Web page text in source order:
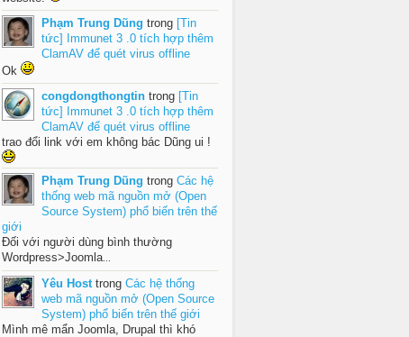
Phạm Trung Dũng trong [Tin
tức] Immunet 3 .0 tích hợp thêm
ClamAV để quét virus offline
Ok
congdongthongtin trong [Tin
tức] Immunet 3 .0 tích hợp thêm
ClamAV để quét virus offline
trao đổi link với em không bác Dũng ui !
Phạm Trung Dũng trong Các hệ
thống web mã nguồn mở (Open
Source System) phổ biến trên thế
giới
Đối với người dùng bình thường
Wordpress>Joomla
Yêu Hosttrong Các hệ thống
web mã nguồn mở (Open Source
System) phổ biến trên thế giới
Mình mê mẩn Joomla, Drupal thì khó